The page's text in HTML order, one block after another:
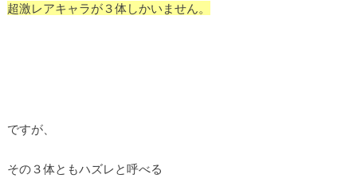
超激レアキャラが３体しかいません。
ですが、
その３体ともハズレと呼べる